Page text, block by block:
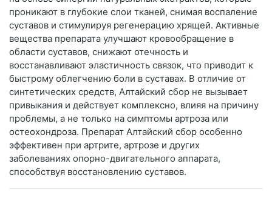
проникают в глубокие слои тканей, снимая воспаление
суставов и стимулируя регенерацию хрящей. Активные
вещества препарата улучшают кровообращение в
области суставов, снижают отечность и
восстанавливают эластичность связок, что приводит к
быстрому облегчению боли в суставах. В отличие от
синтетических средств, Алтайский сбор не вызывает
привыкания и действует комплексно, влияя на причину
проблемы, а не только на симптомы артроза или
остеохондроза. Препарат Алтайский сбор особенно
эффективен при артрите, артрозе и других
заболеваниях опорно-двигательного аппарата,
способствуя восстановлению суставов.